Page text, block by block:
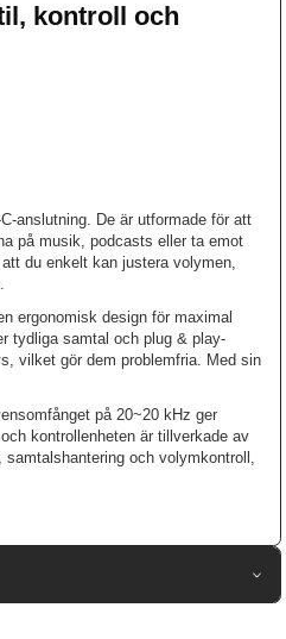
kontroll och
anslutning. De är utformade för att
på musik, podcasts eller ta emot
du enkelt kan justera volymen,
ergonomisk design för maximal
tydliga samtal och plug & play-
vilket gör dem problemfria. Med sin
på 20~20 kHz ger
kontrollenheten är tillverkade av
och volymkontroll,